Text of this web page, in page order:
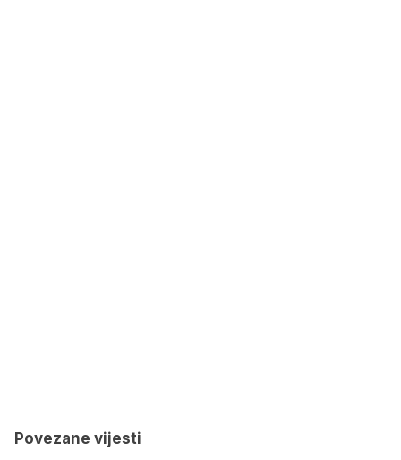
Povezane vijesti